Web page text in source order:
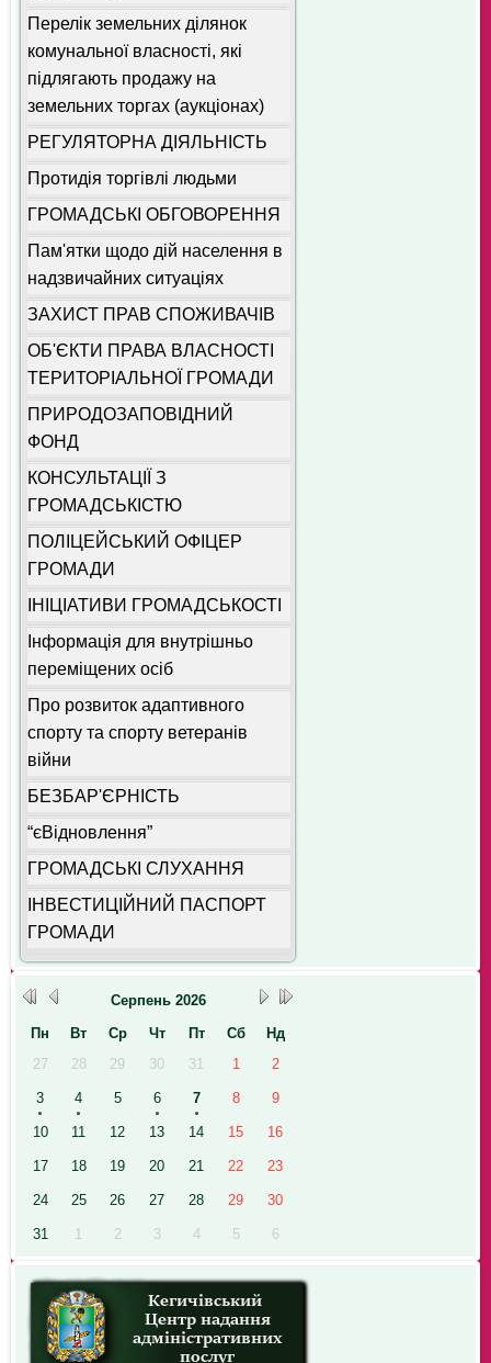
Перелік земельних ділянок
комунальної власності, які
підлягають продажу на
земельних торгах (аукціонах)
РЕГУЛЯТОРНА ДІЯЛЬНІСТЬ
Протидія торгівлі людьми
ГРОМАДСЬКІ ОБГОВОРЕННЯ
Пам'ятки щодо дій населення в
надзвичайних ситуаціях
ЗАХИСТ ПРАВ СПОЖИВАЧІВ
ОБ'ЄКТИ ПРАВА ВЛАСНОСТІ
ТЕРИТОРІАЛЬНОЇ ГРОМАДИ
ПРИРОДОЗАПОВІДНИЙ
ФОНД
КОНСУЛЬТАЦІЇ З
ГРОМАДСЬКІСТЮ
ПОЛІЦЕЙСЬКИЙ ОФІЦЕР
ГРОМАДИ
ІНІЦІАТИВИ ГРОМАДСЬКОСТІ
Інформація для внутрішньо
переміщених осіб
Про розвиток адаптивного
спорту та спорту ветеранів
війни
БЕЗБАР'ЄРНІСТЬ
“єВідновлення”
ГРОМАДСЬКІ СЛУХАННЯ
ІНВЕСТИЦІЙНИЙ ПАСПОРТ
ГРОМАДИ
Серпень 2026
Пн
Вт Ср Чт Пт Сб
Нд
27
28 29 30 31 1 2
3 4 5 6 7 8 9
10 11 12 13 14 15 16
17 18 19 20 21 22 23
24 25 26 27 28 29 30
31 1 2 3 4 5 6